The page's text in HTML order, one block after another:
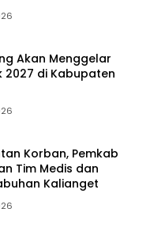
Akan Menggelar
2027 di Kabupaten
Korban, Pemkab
Tim Medis dan
Kalianget